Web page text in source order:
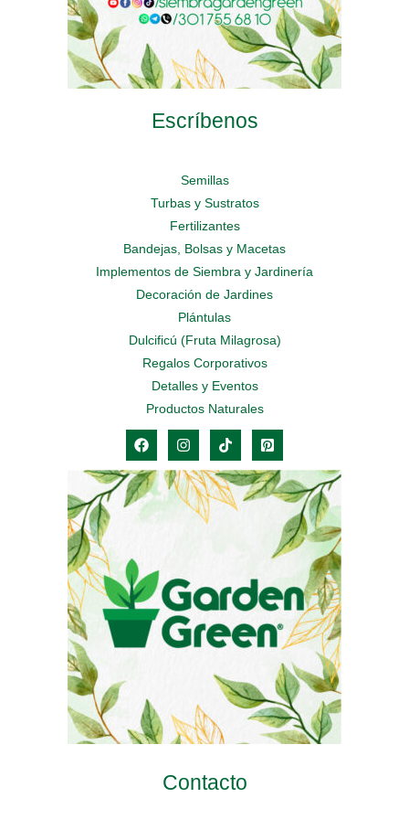
Escríbenos
Semillas
Turbas y Sustratos
Fertilizantes
Bandejas, Bolsas y Macetas
Implementos de Siembra y Jardinería
Decoración de Jardines
Plántulas
Dulcificú (Fruta Milagrosa)
Regalos Corporativos
Detalles y Eventos
Productos Naturales
Contacto